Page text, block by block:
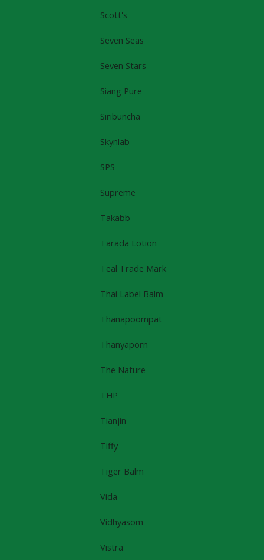
Scott's
Seven Seas
Seven Stars
Siang Pure
Siribuncha
Skynlab
SPS
Supreme
Takabb
Tarada Lotion
Teal Trade Mark
Thai Label Balm
Thanapoompat
Thanyaporn
The Nature
THP
Tianjin
Tiffy
Tiger Balm
Vida
Vidhyasom
Vistra